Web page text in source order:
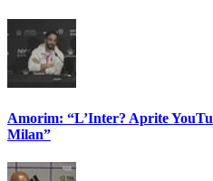
Amorim: “L’Inter? Aprite
Milan”